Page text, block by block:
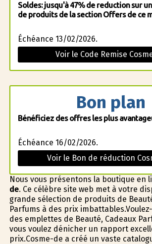
Soldes: jusqu'à 47% de reduction sur
de produits de la section Offers de ce
Échéance 13/02/2026.
Voir le Code Remise
Bon plan
Bénéficiez des offres les plus
Échéance 16/02/2026.
Voir le Bon de réduction
Nous vous présentons la boutique en
de. Ce célèbre site web met à votre
grande sélection de produits de
Parfums à des prix
des emplettes de Beauté, Cadeaux
vous voulez dénicher un rapport
prix.Cosme-de a créé un vaste